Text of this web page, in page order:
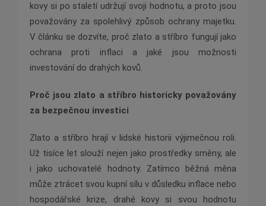
kovy si po staletí udržují svoji hodnotu, a proto jsou
považovány za spolehlivý způsob ochrany majetku.
V článku se dozvíte, proč zlato a stříbro fungují jako
ochrana proti inflaci a jaké jsou možnosti
investování do drahých kovů.
Proč jsou zlato a stříbro historicky považovány
za bezpečnou investici
Zlato a stříbro hrají v lidské historii výjimečnou roli.
Už tisíce let slouží nejen jako prostředky směny, ale
i jako uchovatelé hodnoty. Zatímco běžná měna
může ztrácet svou kupní sílu v důsledku inflace nebo
hospodářské krize, drahé kovy si svou hodnotu